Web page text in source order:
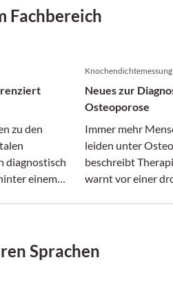
Fachbereich
zu den
diagnostisch
einem
Neues zur
Osteoporose
Immer mehr
leiden unter
beschreibt
warnt vor einer
Sprachen